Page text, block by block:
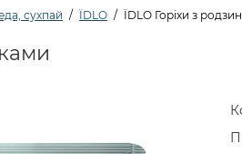
сухпай ЇDLO ЇDLO Горіхи з